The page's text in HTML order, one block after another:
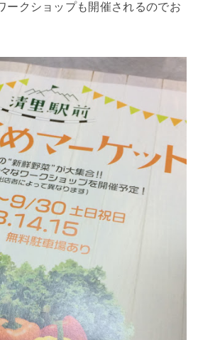
ークショップも開催されるのでお